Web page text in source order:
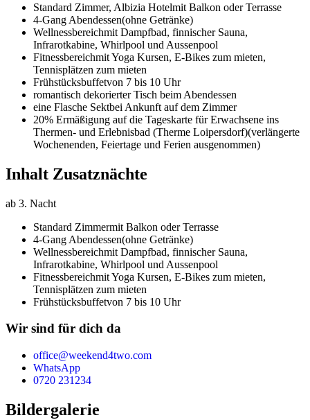
Standard Zimmer, Albizia Hotelmit Balkon oder Terrasse
4-Gang Abendessen(ohne Getränke)
Wellnessbereichmit Dampfbad, finnischer Sauna,
Infrarotkabine, Whirlpool und Aussenpool
Fitnessbereichmit Yoga Kursen, E-Bikes zum mieten,
Tennisplätzen zum mieten
Frühstücksbuffetvon 7 bis 10 Uhr
romantisch dekorierter Tisch beim Abendessen
eine Flasche Sektbei Ankunft auf dem Zimmer
20% Ermäßigung auf die Tageskarte für Erwachsene ins
Thermen- und Erlebnisbad (Therme Loipersdorf)(verlängerte
Wochenenden, Feiertage und Ferien ausgenommen)
Inhalt Zusatznächte
ab 3. Nacht
Standard Zimmermit Balkon oder Terrasse
4-Gang Abendessen(ohne Getränke)
Wellnessbereichmit Dampfbad, finnischer Sauna,
Infrarotkabine, Whirlpool und Aussenpool
Fitnessbereichmit Yoga Kursen, E-Bikes zum mieten,
Tennisplätzen zum mieten
Frühstücksbuffetvon 7 bis 10 Uhr
Wir sind für dich da
office@weekend4two.com
WhatsApp
0720 231234
Bildergalerie